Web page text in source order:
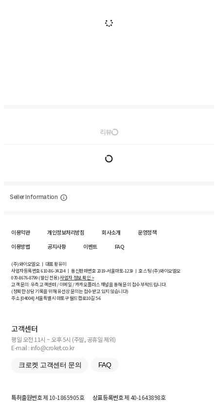
리뷰
Seller Information
이용약관 개인정보처리방침 회사소개
운영정책
이용방법
공지사항 이벤트 FAQ
(주)와이오엘오 ㅣ 대표 황유미
사업자등록번호610-86-34204ㅣ 통신판매번호 2019-서울마포-1239 ㅣ 호스팅 (주)와이오엘오
070-8676-8799 (발신 전용)사업자 정보 확인 >
고객 문의: 우측 고객센터 / 이메일 / 카카오플러스 채널을 통해 문의 접수 부탁드립니다.
(정확한 상담 기록을 위해 유선상 문의는 접수받고 있지 않습니다)
주소 [04004] 서울특별시 마포구 월드컵로10길5-6
고객센터
평일 오전 11시 ~ 오후 5시 (주말, 공휴일 제외)
E-mail : info@croket.co.kr
크로켓 고객센터 문의 FAQ
특허출원번호제 10-1865905호 상표등록번호제 40-1643898호